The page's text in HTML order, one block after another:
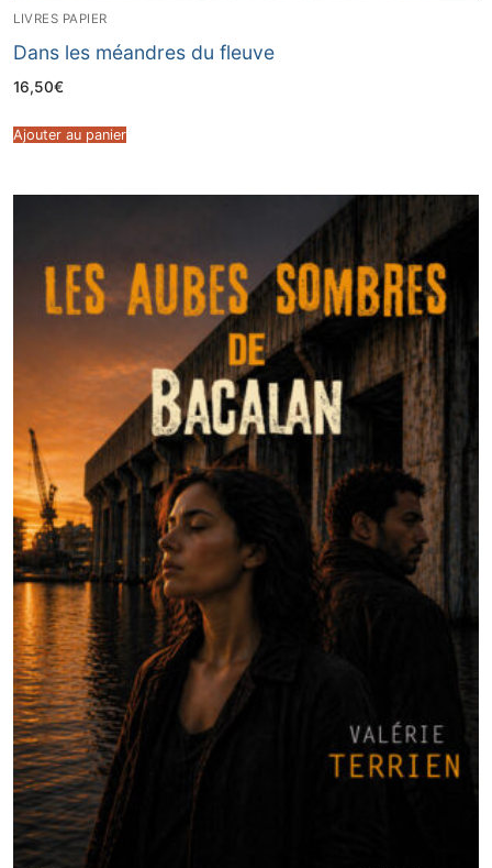
LIVRES PAPIER
Dans les méandres du fleuve
16,50€
Ajouter au panier